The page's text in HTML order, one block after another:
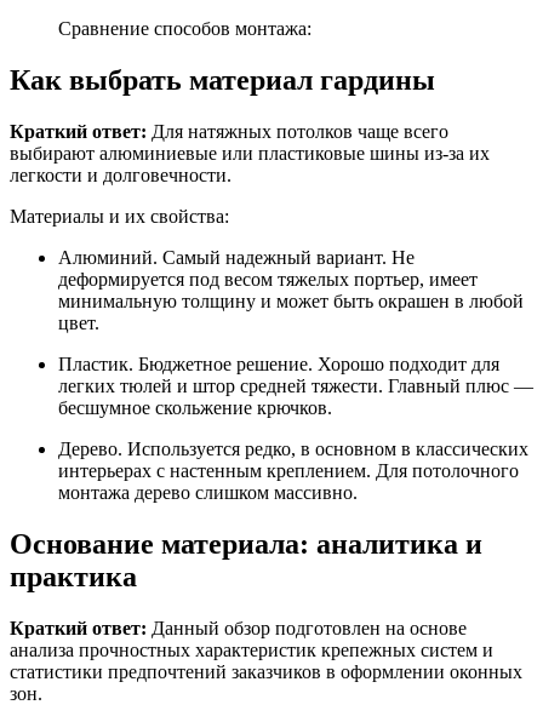
Сравнение способов монтажа:
Как выбрать материал гардины
Краткий ответ: Для натяжных потолков чаще всего
выбирают алюминиевые или пластиковые шины из-за их
легкости и долговечности.
Материалы и их свойства:
Алюминий. Самый надежный вариант. Не
деформируется под весом тяжелых портьер, имеет
минимальную толщину и может быть окрашен в любой
цвет.
Пластик. Бюджетное решение. Хорошо подходит для
легких тюлей и штор средней тяжести. Главный плюс —
бесшумное скольжение крючков.
Дерево. Используется редко, в основном в классических
интерьерах с настенным креплением. Для потолочного
монтажа дерево слишком массивно.
Основание материала: аналитика и
практика
Краткий ответ: Данный обзор подготовлен на основе
анализа прочностных характеристик крепежных систем и
статистики предпочтений заказчиков в оформлении оконных
зон.